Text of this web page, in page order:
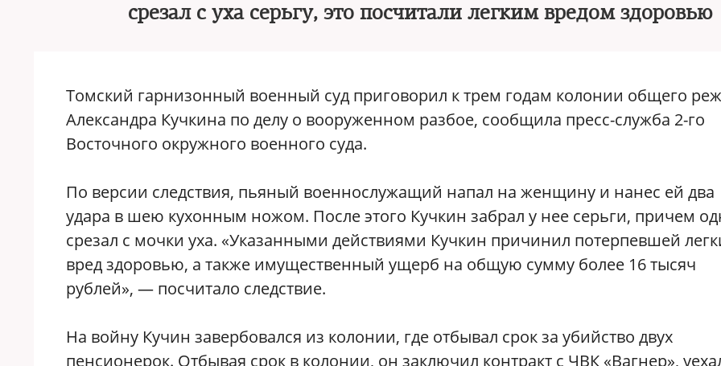
срезал с уха серьгу, это посчитали легким вредом здоровью
Томский гарнизонный военный суд приговорил к трем годам колонии общего
Александра Кучкина по делу о вооруженном разбое, сообщила пресс-служба 2-го
Восточного окружного военного суда.
По версии следствия, пьяный военнослужащий напал на женщину и нанес ей два
удара в шею кухонным ножом. После этого Кучкин забрал у нее серьги, причем
срезал с мочки уха. «Указанными действиями Кучкин причинил потерпевшей
вред здоровью, а также имущественный ущерб на общую сумму более 16 тысяч
рублей», — посчитало следствие.
На войну Кучин завербовался из колонии, где отбывал срок за убийство двух
пенсионерок. Отбывая срок в колонии, он заключил контракт с ЧВК «Вагнер»,